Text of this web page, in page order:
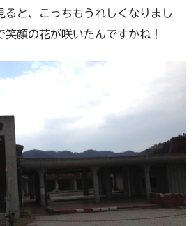
ると、こっちもうれしくなりまし
顔の花が咲いたんですかね！